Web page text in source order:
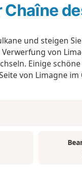
und steigen
von
Einige
von Limagne im